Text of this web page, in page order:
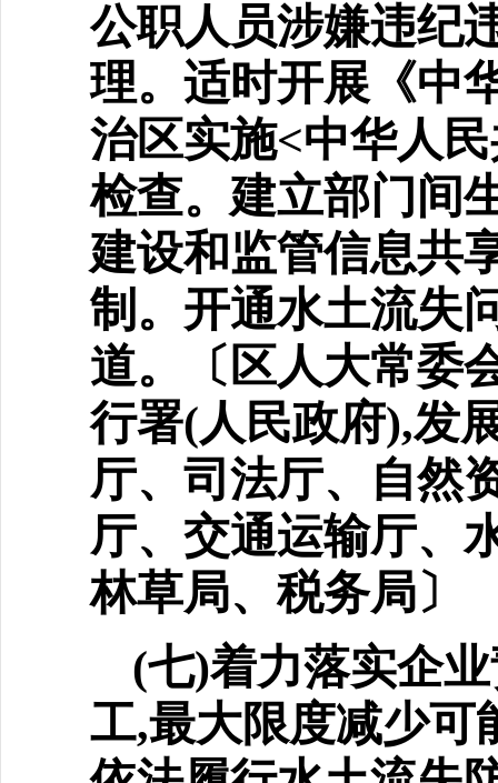
公职人员涉嫌违纪
理。适时开展《中
治区实施<中华人
检查。建立部门间
建设和监管信息共
制。开通水土流失
道。〔区人大常委
行署(人民政府),发
厅、司法厅、自然
厅、交通运输厅、
林草局、税务局〕
(七)着力落实企
工,最大限度减少可